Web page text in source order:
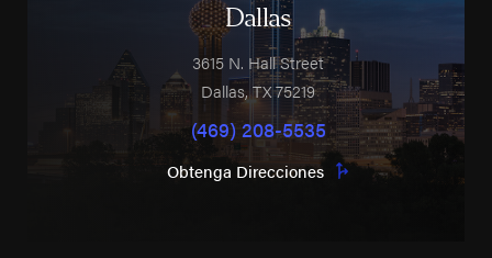
Dallas
3615 N. Hall Street
Dallas,TX75219
(469) 208-5535
Obtenga Direcciones